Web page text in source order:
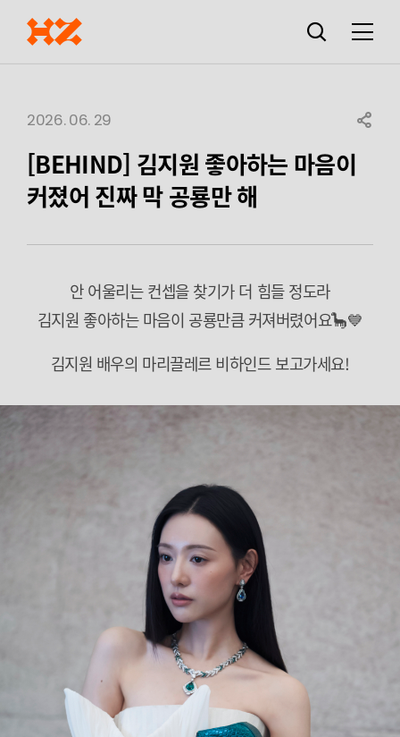
검색창
열기
메뉴
2026. 06. 29 SHARE
[BEHIND] 김지원 좋아하는 마음이
커졌어 진짜 막 공룡만 해
안 어울리는 컨셉을 찾기가 더 힘들 정도라
김지원 좋아하는 마음이 공룡만큼 커져버렸어요🦕💙
김지원 배우의 마리끌레르 비하인드 보고가세요!